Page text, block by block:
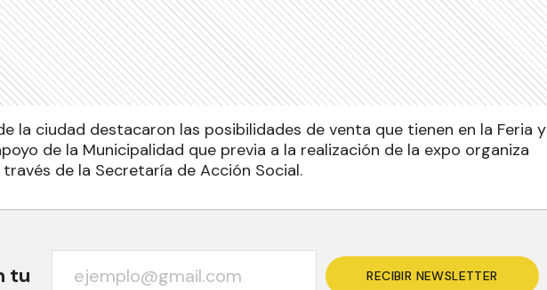
la ciudad destacaron las posibilidades de venta que tienen en la Feria y
de la Municipalidad que previa a la realización de la expo organiza
de la Secretaría de Acción Social.
tu RECIBIR NEWSLETTER